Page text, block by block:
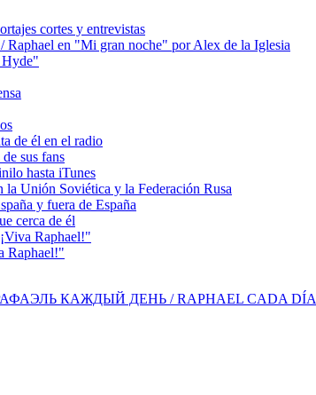
cortes y entrevistas
en "Mi gran noche" por Alex de la Iglesia
de él en el radio
sus fans
hasta iTunes
Unión Soviética y la Federación Rusa
y fuera de España
cerca de él
Raphael!"
Raphael!"
КАЖДЫЙ ДЕНЬ / RAPHAEL CADA DÍA